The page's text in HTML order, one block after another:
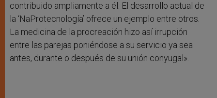
contribuido ampliamente a él. El desarrollo actual de
la ‘NaProtecnología’ ofrece un ejemplo entre otros.
La medicina de la procreación hizo así irrupción
entre las parejas poniéndose a su servicio ya sea
antes, durante o después de su unión conyugal».